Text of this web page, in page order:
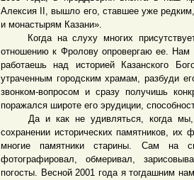
Алексия II, вышло его, ставшее уже
и монастырям Казани».
Когда на слуху многих
отношению к Фролову опровергаю ее. Нам
работаешь над историей Казанского
утраченным городским храмам, разбуди
звонком-вопросом и сразу получишь
поражался широте его эрудиции,
Да и как не удивляться, когда мы,
сохранении исторических памятников,
многие памятники старины. Сам на
фотографировал, обмеривал,
погосты. Весной 2001 года я тогдашним